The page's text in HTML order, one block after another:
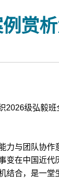
赏
2026级弘毅班
与团队协作
变在中国近代
结合，是一堂